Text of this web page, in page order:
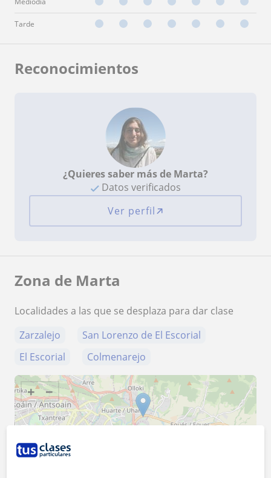
Tarde
Reconocimientos
¿Quieres saber más de Marta?
Datos verificados
Ver perfil
Zona de Marta
Localidades a las que se desplaza para dar clase
Zarzalejo
San Lorenzo de El Escorial
El Escorial
Colmenarejo
+ −